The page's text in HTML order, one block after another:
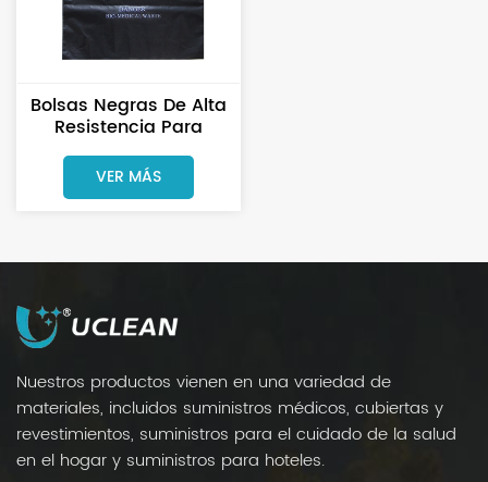
Bolsas Negras De Alta
Resistencia Para
Residuos Biológicos
Infecciosos, Diseñadas
Para Evitar Desgarros Y
VER MÁS
Nuestros productos vienen en una variedad de
materiales, incluidos suministros médicos, cubiertas y
revestimientos, suministros para el cuidado de la salud
en el hogar y suministros para hoteles.